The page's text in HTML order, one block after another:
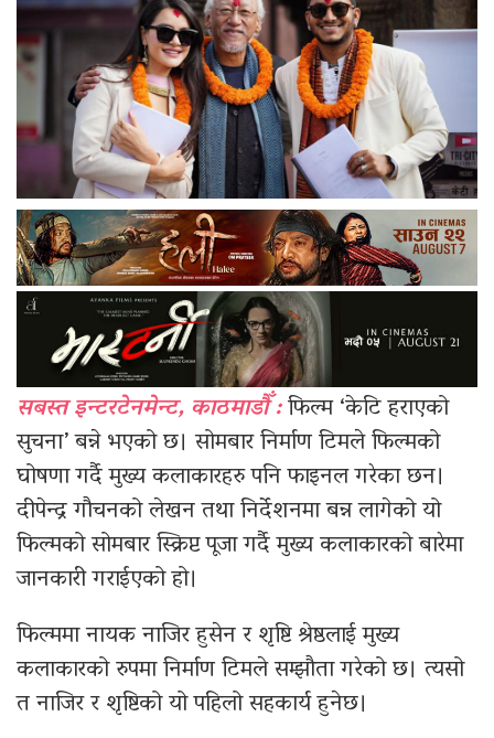
सबस्त इन्टरटेनमेन्ट, काठमाडौँ :फिल्म ‘केटि हराएको
सुचना’ बन्ने भएको छ। सोमबार निर्माण टिमले फिल्मको
घोषणा गर्दै मुख्य कलाकारहरु पनि फाइनल गरेका छन।
दीपेन्द्र गौचनको लेखन तथा निर्देशनमा बन्न लागेको यो
फिल्मको सोमबार स्क्रिप्ट पूजा गर्दै मुख्य कलाकारको बारेमा
जानकारी गराईएको हो।
फिल्ममा नायक नाजिर हुसेन र शृष्टि श्रेष्ठलाई मुख्य
कलाकारको रुपमा निर्माण टिमले सम्झौता गरेको छ। त्यसो
त नाजिर र शृष्टिको यो पहिलो सहकार्य हुनेछ।